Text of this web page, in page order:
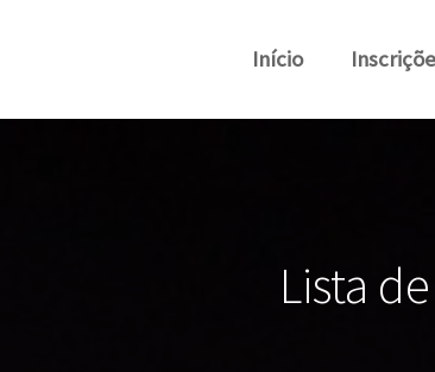
Início
Lista de